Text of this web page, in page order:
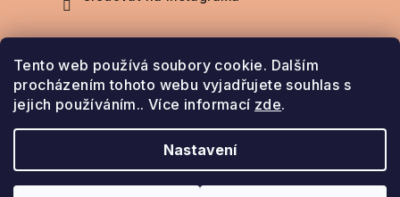
Tento web používá soubory cookie. Dalším
procházením tohoto webu vyjadřujete souhlas s
jejich používáním.. Více informací zde.
Nastavení
Nákupní košík
vyhrazena.